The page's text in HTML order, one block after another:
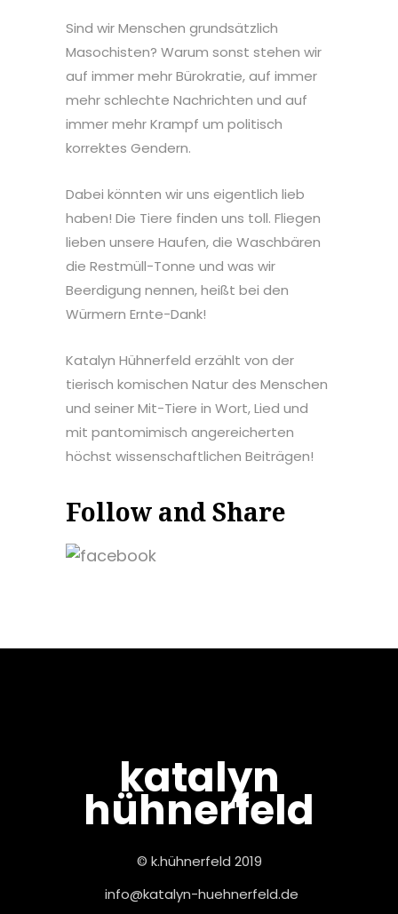
Sind wir Menschen grundsätzlich
Masochisten? Warum sonst stehen wir
auf immer mehr Bürokratie, auf immer
mehr schlechte Nachrichten und auf
immer mehr Krampf um politisch
korrektes Gendern.
Dabei könnten wir uns eigentlich lieb
haben! Die Tiere finden uns toll. Fliegen
lieben unsere Haufen, die Waschbären
die Restmüll-Tonne und was wir
Beerdigung nennen, heißt bei den
Würmern Ernte-Dank!
Katalyn Hühnerfeld erzählt von der
tierisch komischen Natur des Menschen
und seiner Mit-Tiere in Wort, Lied und
mit pantomimisch angereicherten
höchst wissenschaftlichen Beiträgen!
Follow and Share
katalyn
hühnerfeld
© k.hühnerfeld 2019
info@katalyn-huehnerfeld.de